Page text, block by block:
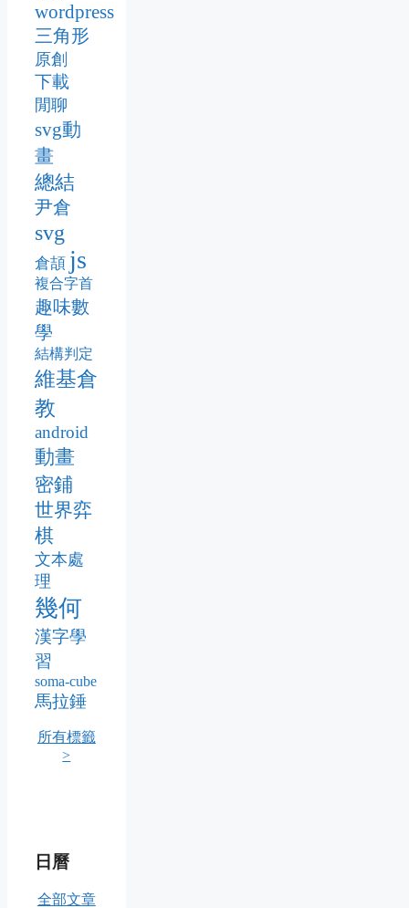
wordpress
三角形
原創
下載
閒聊
svg動
畫
總結
尹倉
svg
倉頡 js
複合字首
趣味數
學
結構判定
維基倉
教
android
動畫
密鋪
世界弈
棋
文本處
理
幾何
漢字學
習
soma-cube
馬拉錘
所有標籤
>
日曆
全部文章